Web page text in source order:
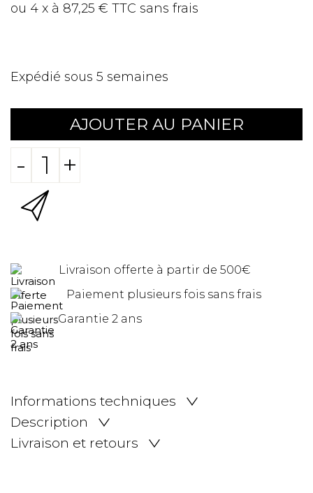
ou 4 x à 87,25 € TTC sans frais
Expédié sous 5 semaines
AJOUTER AU PANIER
- +
Livraison offerte à partir de 500€
Paiement plusieurs fois sans frais
Garantie 2 ans
Informations techniques
Description
Livraison et retours